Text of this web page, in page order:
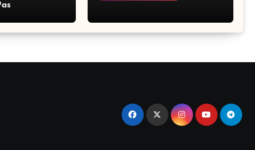
– Hidratare și protecție
intensivă